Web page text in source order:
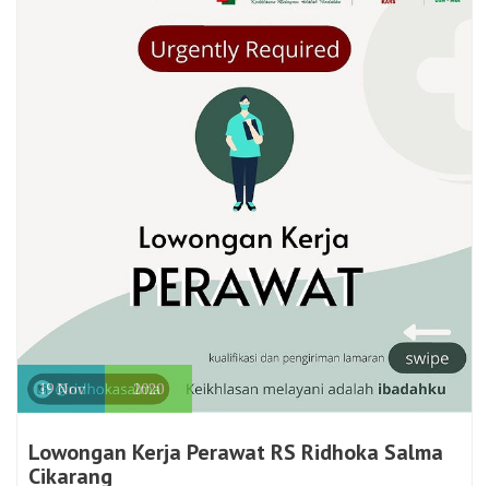
19Nov 2020
Lowongan Kerja Perawat RS Ridhoka Salma
Cikarang